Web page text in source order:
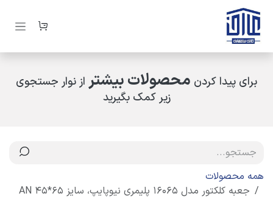
صرف نظر و مشاهده محتوا
برای پیدا کردن محصولات بیشتر از نوار جستجوی
زیر کمک بگیرید
همه محصولات
جعبه کلکتور مدل 16065 پلیمری نیوپایپ، سایز 65*45 AN